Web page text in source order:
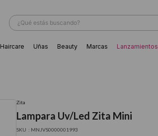
¿Qué estás buscando?
Haircare Uñas Beauty Marcas Lanzamientos
Zita
Lampara Uv/Led Zita Mini
: MNJVS0000001993